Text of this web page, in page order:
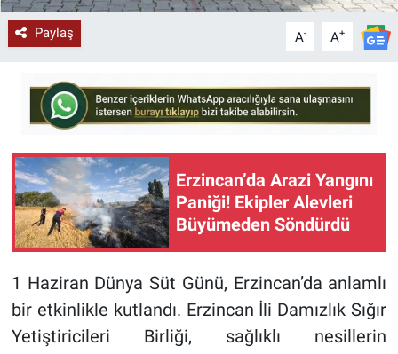
Paylaş A- A+
Erzincan’da Arazi Yangını
Paniği! Ekipler Alevleri
Büyümeden Söndürdü
1 Haziran Dünya Süt Günü, Erzincan’da anlamlı
bir etkinlikle kutlandı. Erzincan İli Damızlık Sığır
Yetiştiricileri Birliği, sağlıklı nesillerin